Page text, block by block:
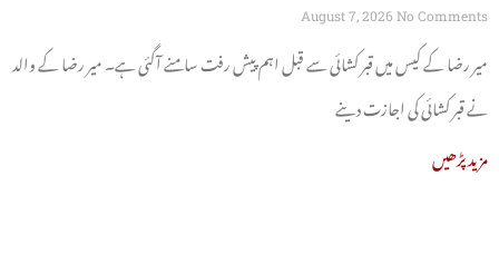
August 7, 2026 No Comments
میر رضا کے کیس میں قبر کشائی سے قبل اہم پیش رفت سامنے آگئی ہے۔ میر رضا کے والد
نے قبر کشائی کی اجازت دینے
مزید پڑھیں